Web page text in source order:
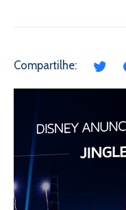
Compartilhe: